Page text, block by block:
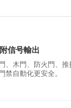
信号輸出
、木門、防火門、
禁自動化更安全。